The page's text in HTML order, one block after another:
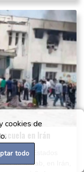
cookies de
todo
en Irán
de Estados
de Minab, en Irán,